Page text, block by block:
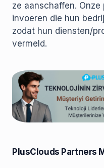
ze aanschaffen.
invoeren die hun
zodat hun diensten/
vermeld.
PlusClouds Partners